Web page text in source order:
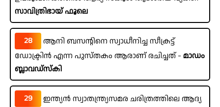
സാവിത്രിഭായ് ഫൂലെ
28
ആനി ബസന്റിനെ സ്വാധീനിച്ച സീക്രട്ട്
ഡോക്ട്രിൻ എന്ന പുസ്തകം ആരാണ് രചിച്ചത് - മാഡം
ബ്ലാവഡ്സ്കി
29
ഇന്ത്യൻ സ്വാതന്ത്ര്യസമര ചരിത്രത്തിലെ ആദ്യ